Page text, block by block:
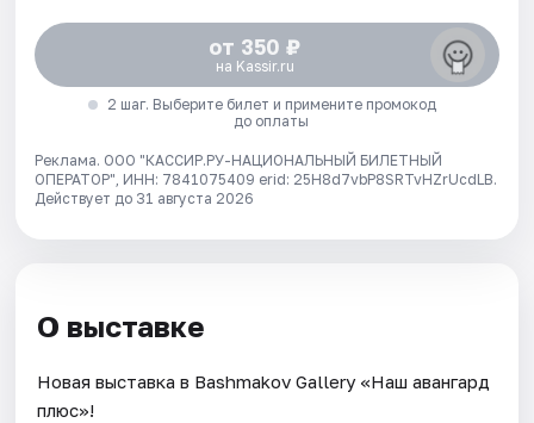
от 350 ₽
на Kassir.ru
2 шаг. Выберите билет и примените промокод
до оплаты
Реклама. ООО "КАССИР.РУ-НАЦИОНАЛЬНЫЙ БИЛЕТНЫЙ
ОПЕРАТОР", ИНН: 7841075409 erid: 25H8d7vbP8SRTvHZrUcdLB.
Действует до 31 августа 2026
О выставке
Новая выставка в Bashmakov Gallery «Наш авангард
плюс»!